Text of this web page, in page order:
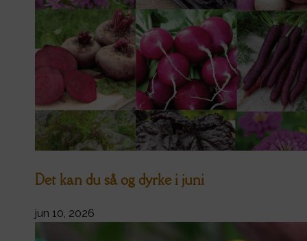
Det kan du så og dyrke i juni
jun 10, 2026